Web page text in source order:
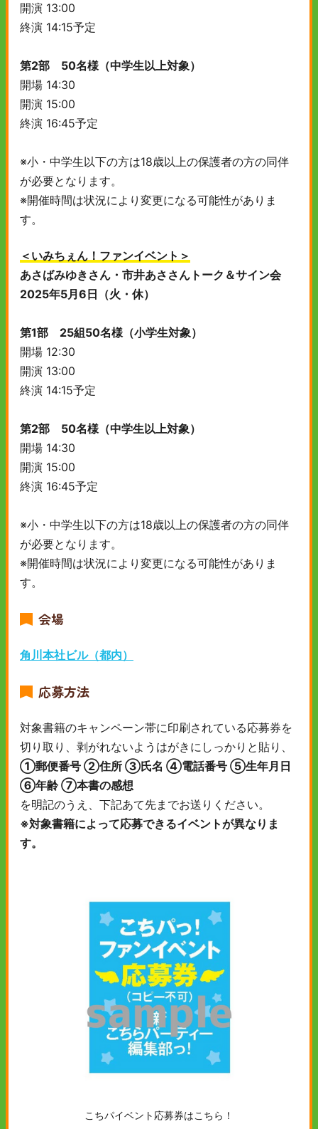
開演 13:00
終演 14:15予定
第2部 50名様（中学生以上対象）
開場 14:30
開演 15:00
終演 16:45予定
※小・中学生以下の方は18歳以上の保護者の方の同伴
が必要となります。
※開催時間は状況により変更になる可能性がありま
す。
＜いみちぇん！ファンイベント＞
あさばみゆきさん・市井あささんトーク＆サイン会
2025年5月6日（火・休）
第1部 25組50名様（小学生対象）
開場 12:30
開演 13:00
終演 14:15予定
第2部 50名様（中学生以上対象）
開場 14:30
開演 15:00
終演 16:45予定
※小・中学生以下の方は18歳以上の保護者の方の同伴
が必要となります。
※開催時間は状況により変更になる可能性がありま
す。
会場
角川本社ビル（都内）
応募方法
対象書籍のキャンペーン帯に印刷されている応募券を
切り取り、剥がれないようはがきにしっかりと貼り、
①郵便番号 ②住所 ③氏名 ④電話番号 ⑤生年月日
⑥年齢 ⑦本書の感想
を明記のうえ、下記あて先までお送りください。
※対象書籍によって応募できるイベントが異なりま
す。
こちパイベント応募券はこちら！